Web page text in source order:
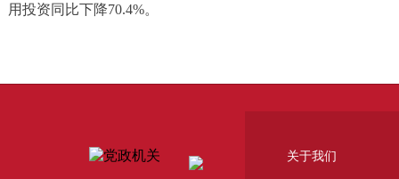
用投资同比下降70.4%。
关于我们